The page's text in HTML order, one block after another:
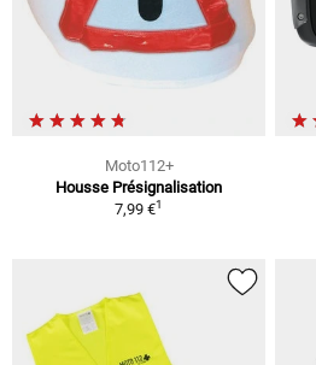
Moto112+
Housse Présignalisation
7,99 €1